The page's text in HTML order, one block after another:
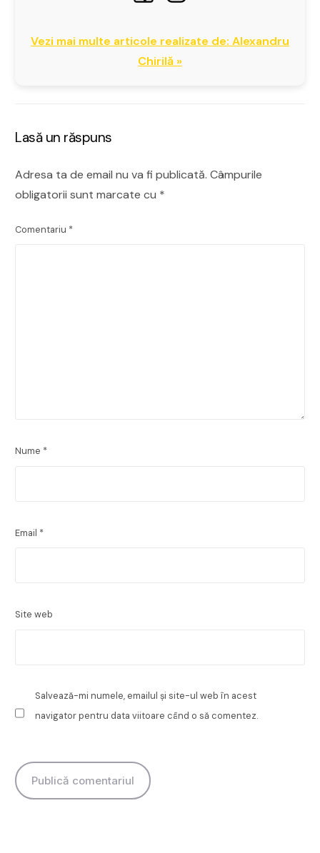
Vezi mai multe articole realizate de: Alexandru
Chirilă »
Lasă un răspuns
Adresa ta de email nu va fi publicată. Câmpurile
obligatorii sunt marcate cu *
Comentariu *
Nume *
Email *
Site web
Salvează-mi numele, emailul și site-ul web în acest
navigator pentru data viitoare când o să comentez.